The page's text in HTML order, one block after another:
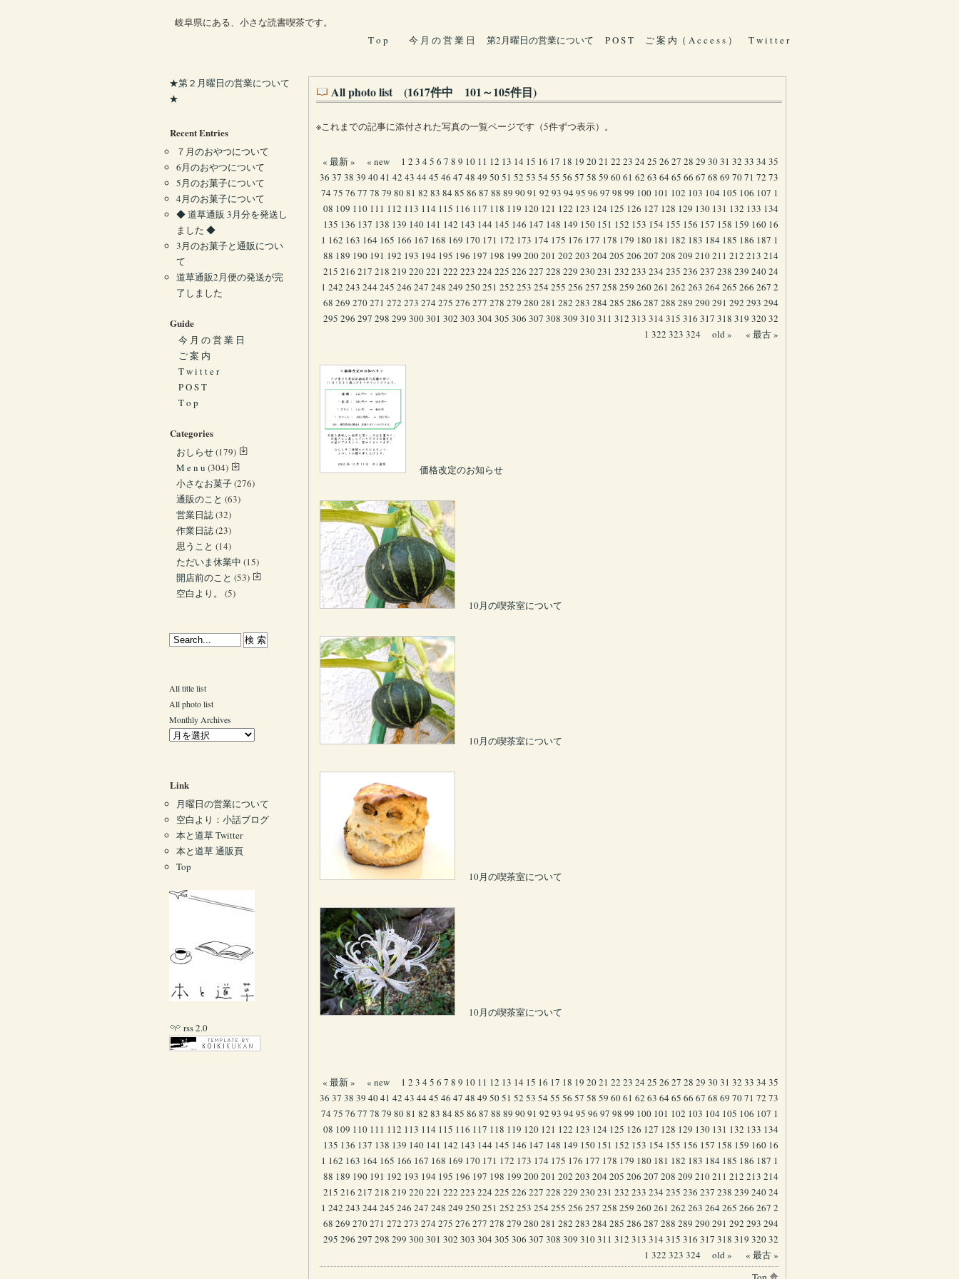
岐阜県にある、小さな読書喫茶です。
T o p
今 月 の 営 業 日 第2月曜日の営業について P O S T ご 案 内（ A c c e s s ） T w i t t e r
All photo list (1617件中 101～105件目)
※これまでの記事に添付された写真の一覧ページです（5件ずつ表示）。
« 最新 » « new 1 2 3 4 5 6 7 8 9 10 11 12 13 14 15 16 17 18 19 2021 22 23 24 25 26 27 28 29 3031 32 33 34 35
36 37 38 39 4041 42 43 44 45 46 47 48 49 5051 52 53 54 55 56 57 58 59 6061 62 63 64 65 66 67 68 69 7071 72 73
74 75 76 77 78 79 8081 82 83 84 85 86 87 88 89 9091 92 93 94 95 96 97 98 99 100 101 102 103 104 105 106 107 1
08 109 110 111 112 113 114 115 116 117 118 119 120 121 122 123 124 125 126 127 128 129 130 131 132 133 134
135 136 137 138 139 140 141 142 143 144 145 146 147 148 149 150 151 152 153 154 155 156 157 158 159 160 16
1 162 163 164 165 166 167 168 169 170 171 172 173 174 175 176 177 178 179 180 181 182 183 184 185 186 187 1
88 189 190 191 192 193 194 195 196 197 198 199 200201 202 203 204 205 206 207 208 209 210211 212 213 214
215 216 217 218 219 220221 222 223 224 225 226 227 228 229 230231 232 233 234 235 236 237 238 239 24024
1 242 243 244 245 246 247 248 249 250251 252 253 254 255 256 257 258 259 260261 262 263 264 265 266 267 2
68 269 270271 272 273 274 275 276 277 278 279 280281 282 283 284 285 286 287 288 289 290291 292 293 294
295 296 297 298 299 300301 302 303 304 305 306 307 308 309 310311 312 313 314 315 316 317 318 319 32032
1 322 323 324 old » « 最古 »
価格改定のお知らせ
10月の喫茶室について
10月の喫茶室について
10月の喫茶室について
10月の喫茶室について
« 最新 » « new 1 2 3 4 5 6 7 8 9 10 11 12 13 14 15 16 17 18 19 2021 22 23 24 25 26 27 28 29 3031 32 33 34 35
36 37 38 39 4041 42 43 44 45 46 47 48 49 5051 52 53 54 55 56 57 58 59 6061 62 63 64 65 66 67 68 69 7071 72 73
74 75 76 77 78 79 8081 82 83 84 85 86 87 88 89 9091 92 93 94 95 96 97 98 99 100 101 102 103 104 105 106 107 1
08 109 110 111 112 113 114 115 116 117 118 119 120 121 122 123 124 125 126 127 128 129 130 131 132 133 134
135 136 137 138 139 140 141 142 143 144 145 146 147 148 149 150 151 152 153 154 155 156 157 158 159 160 16
1 162 163 164 165 166 167 168 169 170 171 172 173 174 175 176 177 178 179 180 181 182 183 184 185 186 187 1
88 189 190 191 192 193 194 195 196 197 198 199 200201 202 203 204 205 206 207 208 209 210211 212 213 214
215 216 217 218 219 220221 222 223 224 225 226 227 228 229 230231 232 233 234 235 236 237 238 239 24024
1 242 243 244 245 246 247 248 249 250251 252 253 254 255 256 257 258 259 260261 262 263 264 265 266 267 2
68 269 270271 272 273 274 275 276 277 278 279 280281 282 283 284 285 286 287 288 289 290291 292 293 294
295 296 297 298 299 300301 302 303 304 305 306 307 308 309 310311 312 313 314 315 316 317 318 319 32032
1 322 323 324 old »
« 最古 »
★第２月曜日の営業について
★
Recent Entries
７月のおやつについて
6月のおやつについて
5月のお菓子について
4月のお菓子について
◆ 道草通販 3月分を発送し
ました ◆
3月のお菓子と通販につい
て
道草通販2月便の発送が完
了しました
Guide
今 月 の 営 業 日
ご 案 内
T w i t t e r
P O S T
T o p
Categories
おしらせ(179)
M e n u (304)
小さなお菓子(276)
通販のこと (63)
営業日誌(32)
作業日誌(23)
思うこと (14)
ただいま休業中 (15)
開店前のこと (53)
空白より。
(5)
All title list
All photo list
Monthly Archives
Link
月曜日の営業について
空白より：小話ブログ
本と道草 Twitter
本と道草 通販頁
Top
rss 2.0